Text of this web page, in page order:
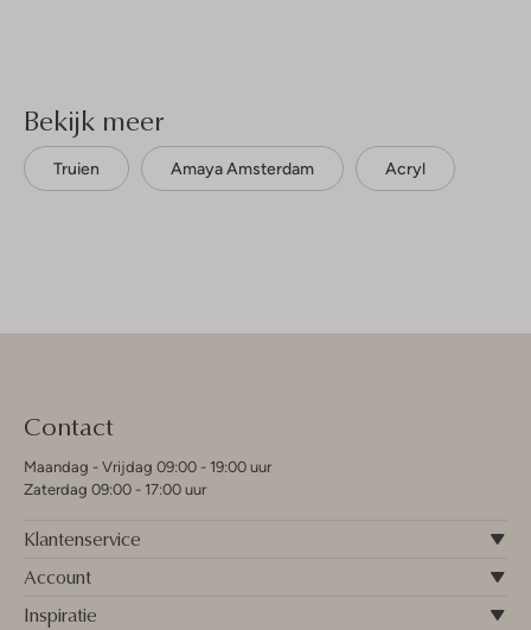
Bekijk meer
Truien Amaya Amsterdam Acryl
Contact
Maandag - Vrijdag 09:00 - 19:00 uur
Zaterdag 09:00 - 17:00 uur
Klantenservice
Account
Inspiratie